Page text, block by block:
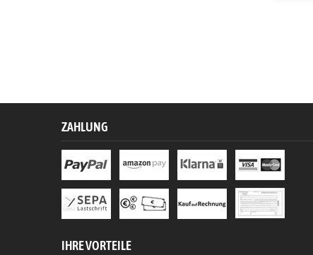
ZAHLUNG
IHRE VORTEILE